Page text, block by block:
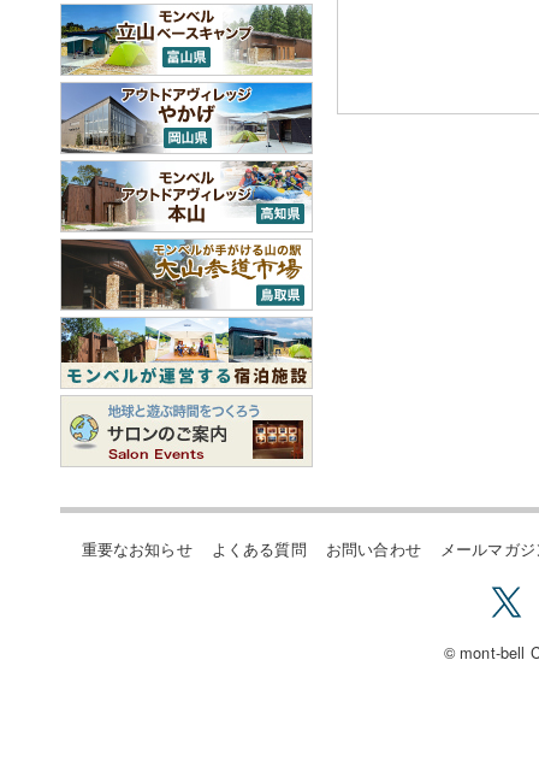
重要なお知らせ よくある質問 お問い合わせ メールマガ
© mont-bell